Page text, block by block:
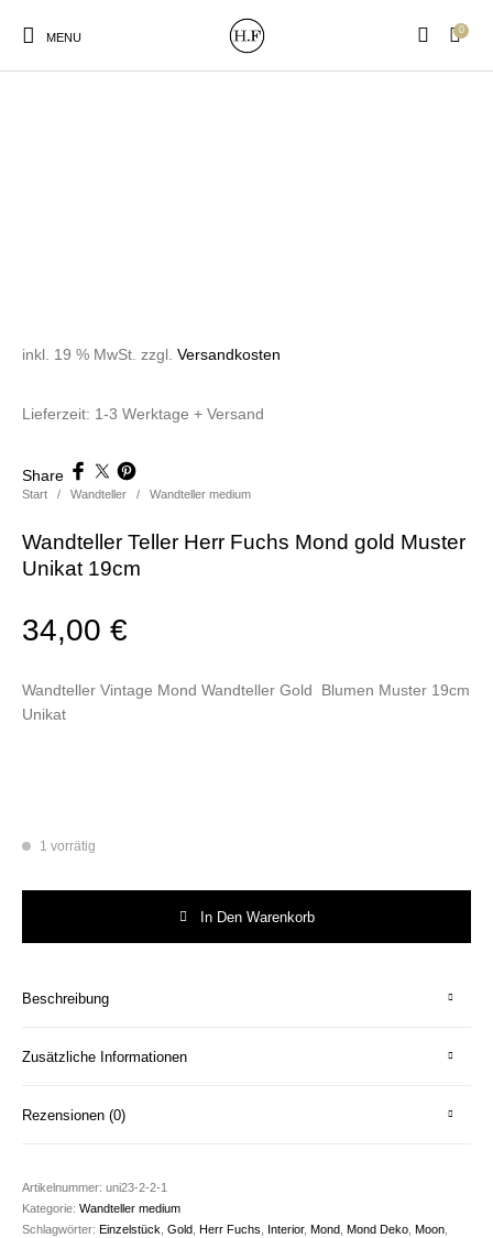
MENU
0
Poster&Notizbücher
für den Kopf
Start / Wandteller / Wandteller medium
Wandteller Teller Herr Fuchs Mond gold Muster
Unikat 19cm
34,00€
inkl. 19 % MwSt. zzgl.Versandkosten
Wandteller Vintage Mond Wandteller Gold Blumen Muster 19cm
Unikat
Lieferzeit: 1-3 Werktage + Versand
1 vorrätig
In Den Warenkorb
Share
Beschreibung
Zusätzliche Informationen
Rezensionen (0)
Artikelnummer:uni23-2-2-1
Kategorie:Wandteller medium
Schlagwörter: Einzelstück ,Gold Herr Fuchs Interior, Mond Mond Deko Moon